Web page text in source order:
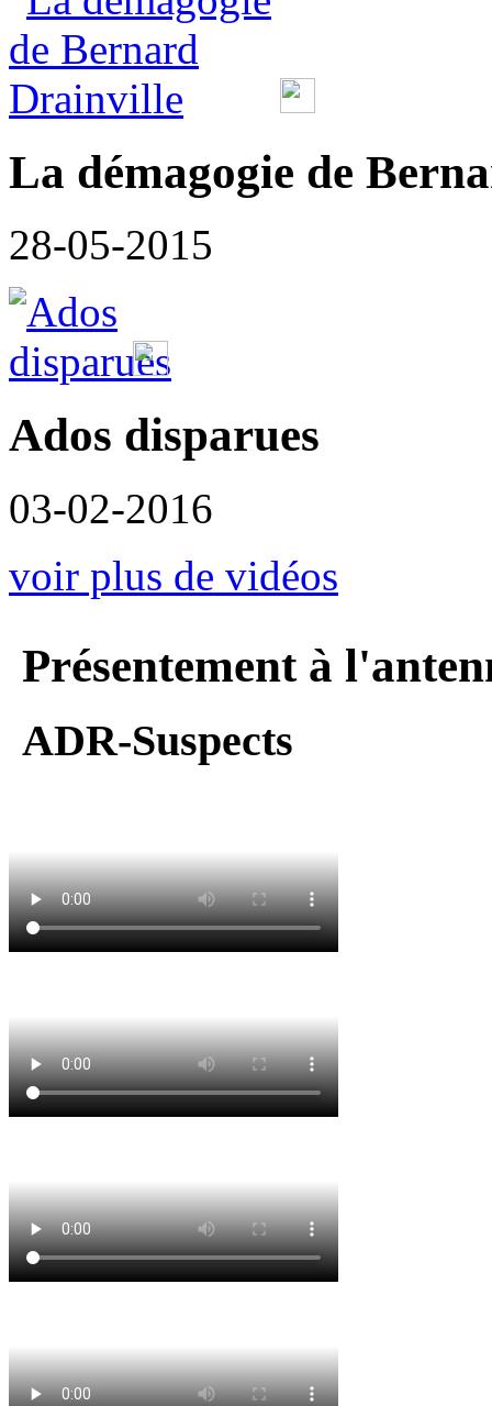
La démagogie de
28-05-2015
Ados disparues
03-02-2016
voir plus de vidéos
Présentement à
ADR-Suspects